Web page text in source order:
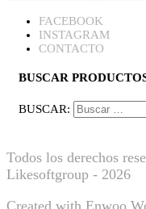
FACEBOOK
INSTAGRAM
CONTACTO
BUSCAR
BUSCAR:
Todos los derechos
Likesoftgroup - 2026
Created with Enwoo